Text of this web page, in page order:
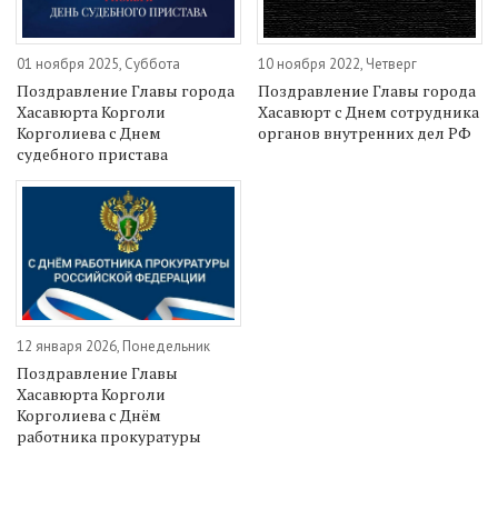
01 ноября 2025, Суббота
Поздравление Главы города
Хасавюрта Корголи
Корголиева с Днем
судебного пристава
10 ноября 2022, Четверг
Поздравление Главы города
Хасавюрт с Днем сотрудника
органов внутренних дел РФ
12 января 2026, Понедельник
Поздравление Главы
Хасавюрта Корголи
Корголиева с Днём
работника прокуратуры